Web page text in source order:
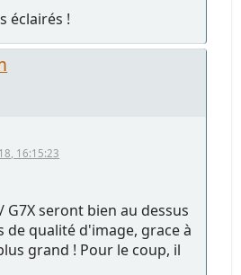
éclairés !
16:15:23
G7X seront bien au dessus
de qualité d'image, grace à
grand ! Pour le coup, il